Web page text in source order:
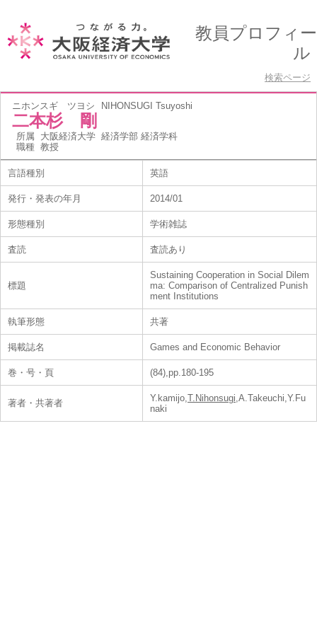
教員プロフィー
ル
検索ページ
ニホンスギ ツヨシ NIHONSUGI Tsuyoshi
二本杉 剛
所属 大阪経済大学 経済学部 経済学科
職種 教授
言語種別 英語
発行・発表の年月 2014/01
形態種別 学術雑誌
査読 査読あり
標題
Sustaining Cooperation in Social Dilem
ma: Comparison of Centralized Punish
ment Institutions
執筆形態 共著
掲載誌名 Games and Economic Behavior
巻・号・頁 (84),pp.180-195
著者・共著者 Y.kamijo,T.Nihonsugi,A.Takeuchi,Y.Fu
naki